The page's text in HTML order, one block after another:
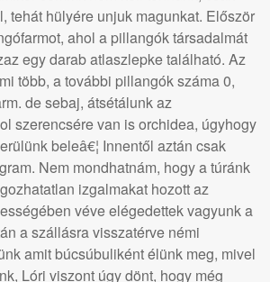
tehát hülyére unjuk magunkat. Először
ahol a pillangók társadalmát
egy darab atlaszlepke található. Az
több, a további pillangók száma 0,
de sebaj, átsétálunk az
szerencsére van is orchidea, úgyhogy
beleâ€¦ Innentől aztán csak
Nem mondhatnám, hogy a túránk
izgalmakat hozott az
véve elégedettek vagyunk a
a szállásra visszatérve némi
amit búcsúbuliként élünk meg, mivel
Lóri viszont úgy dönt, hogy még